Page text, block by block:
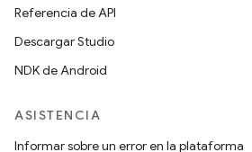
Referencia de API
Descargar Studio
NDK de Android
ASISTENCIA
Informar sobre un error en la plataforma